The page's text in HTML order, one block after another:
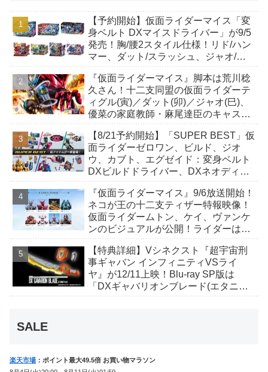
【予約開始】仮面ライダーマイス「変
身ベルト DXマイスドライバー」が9/5
発売！胸/腰2スタイル仕様！リド/ハン
マー、ダット/スラッシュ、ジャオ/バ
も！
『仮面ライダーマイス』脚本は荒川稔
久さん！十二支同盟の仮面ライダーテ
ィグル(寅)／ダット(卯)／ジャオ(巳)、
優菜の家庭教師・麻尾達臣のキャスト
んも変身！
【8/21予約開始】「SUPER BEST」仮
面ライダーゼロワン、ビルド、ジオ
ウ、カブト、エグゼイド：変身ベルト
DXビルドドライバー、DXネオディケ
か12点！
『仮面ライダーマイス』9/6放送開始！
ネコが王の十二支ティザー特報映像！
仮面ライダームトン、ケイ、ヴァンケ
ンのビジュアルが公開！ライダーは子
【特典詳細】Vシネクスト『超宇宙刑
事ギャバン インフィニティVSライ
ヤ』が12/11上映！Blu-ray SP版は
「DXギャバリオンブレード(エタニテ
SALE
楽天市場 ：ポイント最大49.5倍 お買い物マラソン